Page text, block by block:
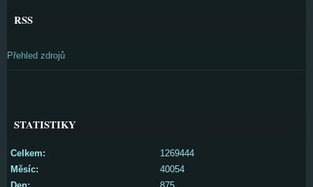
RSS
Přehled zdrojů
STATISTIKY
Celkem:
1269444
Měsíc:
40054